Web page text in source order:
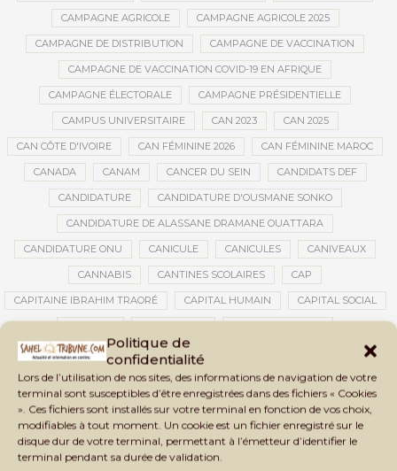
Politique de
confidentialité
Lors de l’utilisation de nos sites, des informations de navigation de votre
terminal sont susceptibles d’être enregistrées dans des fichiers « Cookies
». Ces fichiers sont installés sur votre terminal en fonction de vos choix,
modifiables à tout moment. Un cookie est un fichier enregistré sur le
disque dur de votre terminal, permettant à l’émetteur d’identifier le
terminal pendant sa durée de validation.
CAMPAGNE AGRICOLE CAMPAGNE AGRICOLE 2025
CAMPAGNE DE DISTRIBUTION CAMPAGNE DE VACCINATION
CAMPAGNE DE VACCINATION COVID-19 EN AFRIQUE
CAMPAGNE ÉLECTORALE CAMPAGNE PRÉSIDENTIELLE
CAMPUS UNIVERSITAIRE CAN 2023 CAN 2025
CAN CÔTE D'IVOIRE CAN FÉMININE 2026 CAN FÉMININE MAROC
CANADA CANAM CANCER DU SEIN CANDIDATS DEF
CANDIDATURE CANDIDATURE D'OUSMANE SONKO
CANDIDATURE DE ALASSANE DRAMANE OUATTARA
CANDIDATURE ONU CANICULE CANICULES CANIVEAUX
CANNABIS CANTINES SCOLAIRES CAP
CAPITAINE IBRAHIM TRAORÉ CAPITAL HUMAIN CAPITAL SOCIAL
CARTE D’IDENTITÉ BIOMÉTRIQUE CARTE NINA CARTONS ROUGES
CASABLANCA CATASTROPHE CATASTROPHE NATURELLE
CATASTROPHES CLIMATIQUES CATASTROPHES NATURELLES
CAUTION 10 000 DOLLARS CAUTION DE VISA CDAT CECOGEC
CÉDÉAO CEDEAO CEI CÉLÉBRATION NATIONALE